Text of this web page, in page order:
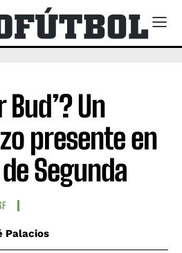
Bud’? Un
presente en
Segunda
Palacios